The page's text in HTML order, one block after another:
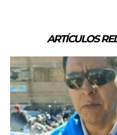
ARTÍCULOS